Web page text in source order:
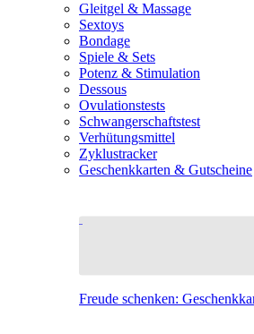
Gleitgel & Massage
Sextoys
Bondage
Spiele & Sets
Potenz & Stimulation
Dessous
Ovulationstests
Schwangerschaftstest
Verhütungsmittel
Zyklustracker
Geschenkkarten & Gutscheine
Freude schenken: